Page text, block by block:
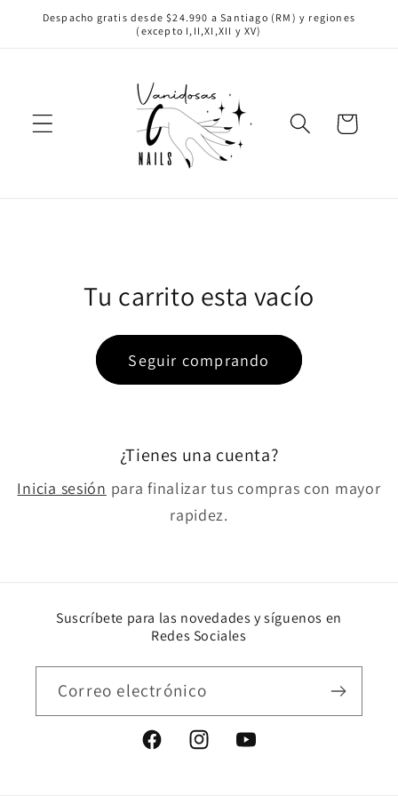
directamente
Despacho gratis desde $24.990 a Santiago (RM) y regiones
(excepto I,II,XI,XII y XV)
Carrito
Tu carrito esta vacío
Seguir comprando
¿Tienes una cuenta?
Inicia sesión para finalizar tus compras con mayor
rapidez.
Suscríbete para las novedades y síguenos en
Redes Sociales
Correo electrónico
FacebookInstagramYouTube